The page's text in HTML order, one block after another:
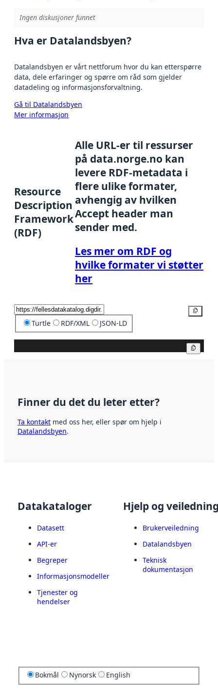
Ingen diskusjoner funnet
Hva er Datalandsbyen?
Datalandsbyen er vårt nettforum hvor du kan etterspørre
data, dele erfaringer og spørre om råd som gjelder
datadeling og informasjonsforvaltning.
Gå til Datalandsbyen
Mer informasjon
Resource
Description
Framework
(RDF)
Alle URL-er til ressurser
på data.norge.no kan
levere RDF-metadata i
flere ulike formater,
avhengig av hvilken
Accept header man
sender med.
Les mer om RDF og
hvilke formater vi støtter
her
Turtle RDF/XML JSON-LD
Finner du det du leter etter?
Ta kontakt med oss her, eller spør om hjelp i
Datalandsbyen.
Datakataloger
Datasett
API-er
Begreper
Informasjonsmodeller
Tjenester og
hendelser
Hjelp og
Brukerveiledning
Datalandsbyen
Teknisk
dokumentasjon
Bokmål Nynorsk English